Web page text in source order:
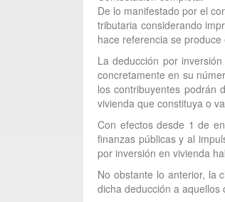
De lo manifestado por el
tributaria considerando
hace referencia se
La deducción por
concretamente en su
los contribuyentes podrán
vivienda que constituya o
Con efectos desde 1 de
finanzas públicas y al
por inversión en vivienda
No obstante lo anterior, la
dicha deducción a